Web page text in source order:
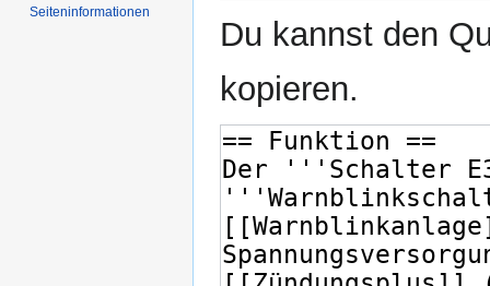
Du kannst den
kopieren.
Seiten­informationen